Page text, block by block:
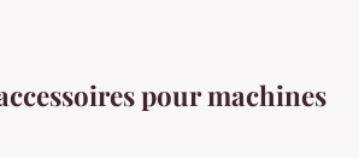
pour machines